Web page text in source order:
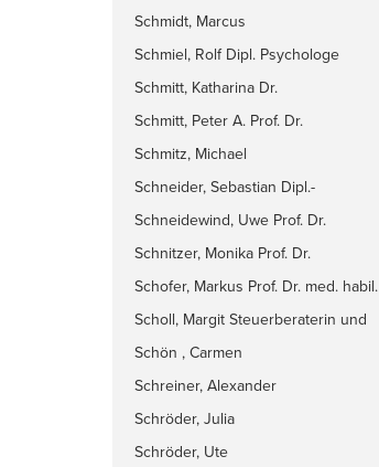
Schmidt, Marcus
Schmiel, Rolf Dipl. Psychologe
Schmitt, Katharina Dr.
Schmitt, Peter A. Prof. Dr.
Schmitz, Michael
Schneider, Sebastian Dipl.-
Wirtschafts.-Ing(FH), M.Sc.
Schneidewind, Uwe Prof. Dr.
Schnitzer, Monika Prof. Dr.
Schofer, Markus Prof. Dr. med. habil.
Scholl, Margit Steuerberaterin und
Diplom Kauffrau
Schön , Carmen
Schreiner, Alexander
Schröder, Julia
Schröder, Ute